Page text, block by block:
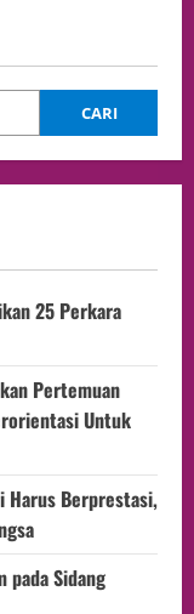
CARI
25 Perkara
Pertemuan
Untuk
Harus Berprestasi,
pada Sidang